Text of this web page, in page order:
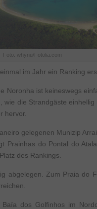
Foto: whynu/Fotolia.com
im Jahr ein Ranking
Noronha ist keineswegs
wie die Strandgäste
hervor.
gelegenen Munizip
Prainhas do Pontal do
des Rankings.
abgelegen. Zum Praia do
dos Golfinhos im